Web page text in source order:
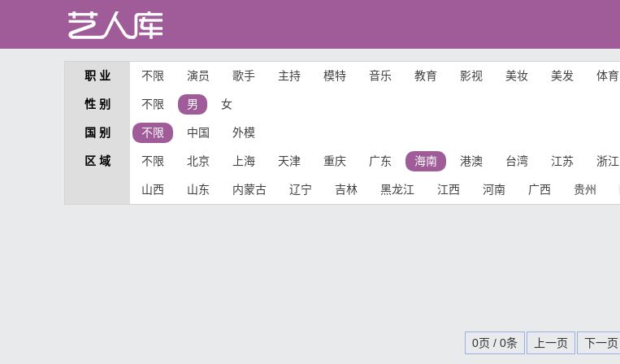
职 业 不限 演员 歌手 主持 模特 音乐 教育 影视 美妆 美发 体育
性 别 不限 男 女
国 别 不限 中国 外模
区 域 不限 北京 上海 天津 重庆 广东 海南 港澳 台湾 江苏 浙江
山西 山东 内蒙古 辽宁 吉林 黑龙江 江西 河南 广西 贵州
0页 / 0条 上一页 下一页